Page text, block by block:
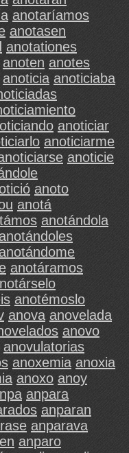
anotaríamos
anotasen
anotationes
anoten anotes
anoticia anoticiaba
anoticiar
anoticiarme
anoticie
anoto
anotá
anotándola
anotándoles
anotándome
anotáramos
anotémoslo
anova anovelada
anovo
anovulatorias
anoxemia anoxia
anoxo anoy
anpara
anparan
anparava
anparo